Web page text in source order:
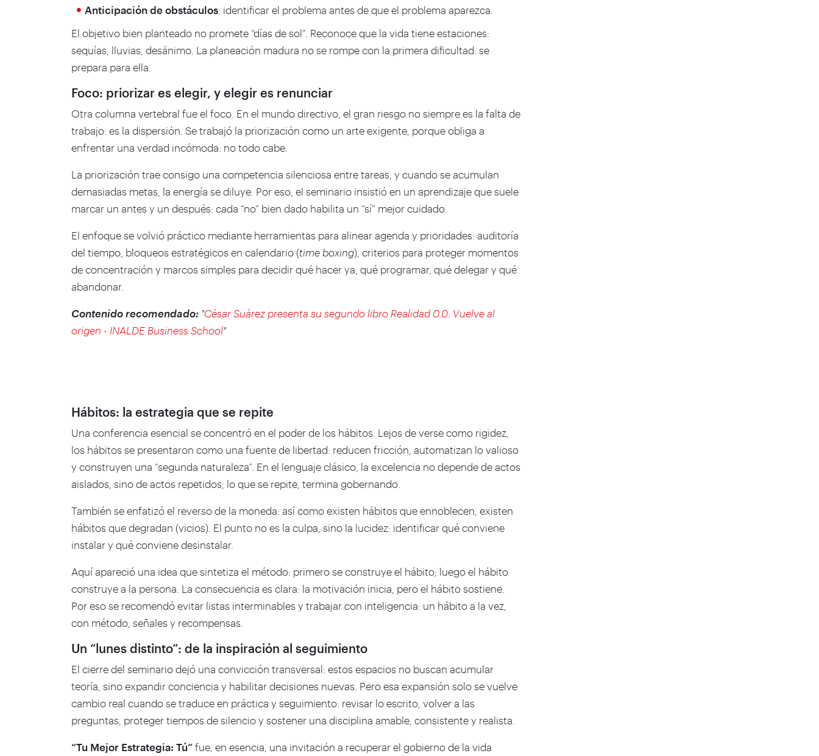
Anticipación de obstáculos: identificar el problema antes de que el problema aparezca.
El objetivo bien planteado no promete “días de sol”. Reconoce que la vida tiene estaciones:
sequías, lluvias, desánimo. La planeación madura no se rompe con la primera dificultad: se
prepara para ella.
Foco: priorizar es elegir, y elegir es renunciar
Otra columna vertebral fue el foco. En el mundo directivo, el gran riesgo no siempre es la falta de
trabajo: es la dispersión. Se trabajó la priorización como un arte exigente, porque obliga a
enfrentar una verdad incómoda: no todo cabe.
La priorización trae consigo una competencia silenciosa entre tareas, y cuando se acumulan
demasiadas metas, la energía se diluye. Por eso, el seminario insistió en un aprendizaje que suele
marcar un antes y un después: cada “no” bien dado habilita un “sí” mejor cuidado.
El enfoque se volvió práctico mediante herramientas para alinear agenda y prioridades: auditoría
del tiempo, bloqueos estratégicos en calendario (time boxing), criterios para proteger momentos
de concentración y marcos simples para decidir qué hacer ya, qué programar, qué delegar y qué
abandonar.
Contenido recomendado: "César Suárez presenta su segundo libro Realidad 0.0: Vuelve al
origen - INALDE Business School"
Hábitos: la estrategia que se repite
Una conferencia esencial se concentró en el poder de los hábitos. Lejos de verse como rigidez,
los hábitos se presentaron como una fuente de libertad: reducen fricción, automatizan lo valioso
y construyen una “segunda naturaleza”. En el lenguaje clásico, la excelencia no depende de actos
aislados, sino de actos repetidos; lo que se repite, termina gobernando.
También se enfatizó el reverso de la moneda: así como existen hábitos que ennoblecen, existen
hábitos que degradan (vicios). El punto no es la culpa, sino la lucidez: identificar qué conviene
instalar y qué conviene desinstalar.
Aquí apareció una idea que sintetiza el método: primero se construye el hábito; luego el hábito
construye a la persona. La consecuencia es clara: la motivación inicia, pero el hábito sostiene.
Por eso se recomendó evitar listas interminables y trabajar con inteligencia: un hábito a la vez,
con método, señales y recompensas.
Un “lunes distinto”: de la inspiración al seguimiento
El cierre del seminario dejó una convicción transversal: estos espacios no buscan acumular
teoría, sino expandir conciencia y habilitar decisiones nuevas. Pero esa expansión solo se vuelve
cambio real cuando se traduce en práctica y seguimiento: revisar lo escrito, volver a las
preguntas, proteger tiempos de silencio y sostener una disciplina amable, consistente y realista.
“Tu Mejor Estrategia: Tú” fue, en esencia, una invitación a recuperar el gobierno de la vida